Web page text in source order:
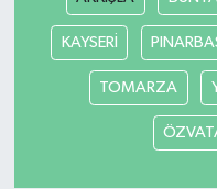
KAYSERİ
TOMARZA